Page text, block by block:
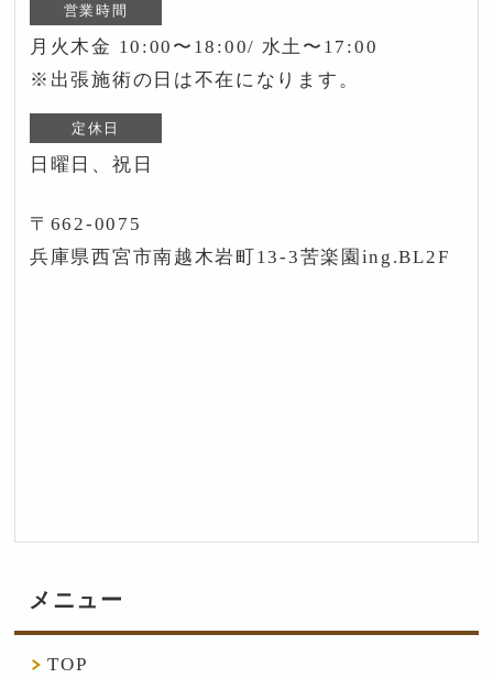
営業時間
月火木金 10:00〜18:00/ 水土〜17:00
※出張施術の日は不在になります。
定休日
日曜日、祝日
〒662-0075
兵庫県西宮市南越木岩町13-3苦楽園ing.BL2F
メニュー
TOP